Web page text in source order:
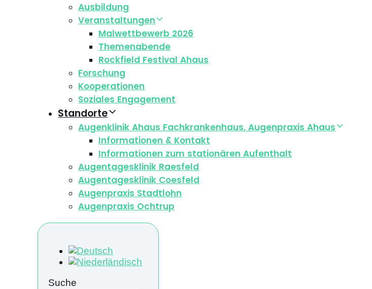
Ausbildung
Veranstaltungen
Malwettbewerb 2026
Themenabende
Rockfield Festival Ahaus
Forschung
Kooperationen
Soziales Engagement
Standorte
Augenklinik Ahaus Fachkrankenhaus, Augenpraxis Ahaus
Informationen & Kontakt
Informationen zum stationären Aufenthalt
Augentagesklinik Raesfeld
Augentagesklinik Coesfeld
Augenpraxis Stadtlohn
Augenpraxis Ochtrup
Suche